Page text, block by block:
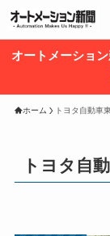
オートメーショ
ホーム トヨタ自動車
トヨタ自